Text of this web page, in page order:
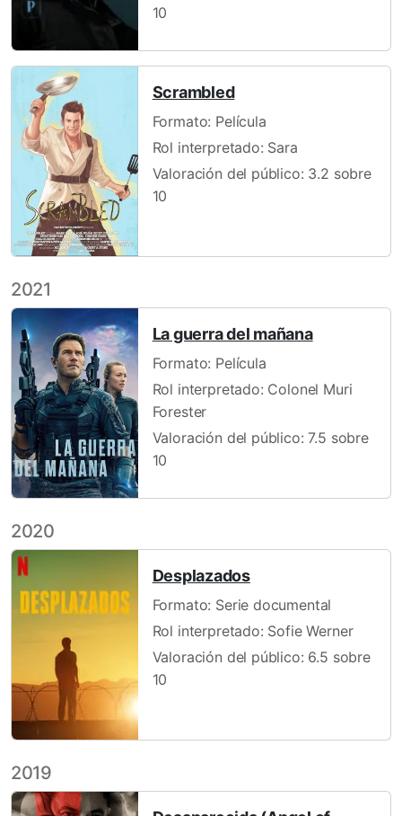
10
Scrambled
Formato: Película
Rol interpretado: Sara
Valoración del público: 3.2 sobre
10
2021
La guerra del mañana
Formato: Película
Rol interpretado: Colonel Muri
Forester
Valoración del público: 7.5 sobre
10
2020
Desplazados
Formato: Serie documental
Rol interpretado: Sofie Werner
Valoración del público: 6.5 sobre
10
2019